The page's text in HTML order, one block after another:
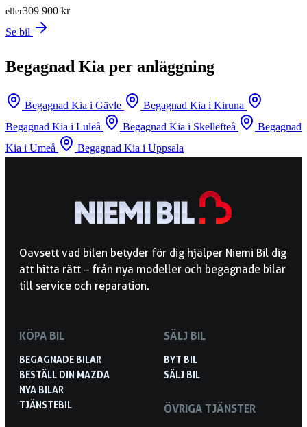
309 900 kr
eller
Se bil
Begagnad Kia per anläggning
Begagnad Kia i Gävle
Begagnad Kia i Kiruna
Begagnad Kia i Luleå
Begagnad Kia i Skellefteå
Begagnad
Kia i Umeå
Begagnad Kia i Uppsala
Oavsett vad bilen betyder för dig hjälper Niemi Bil dig
att hitta rätt – från nya modeller och begagnade bilar
till service och reparation.
KÖPA BIL
BEGAGNADE BILAR
BESTÄLL DIN MAZDA
NYA BILAR
TJÄNSTEBIL
SÄLJ BIL
BYT BIL
SÄLJ BIL
ÖVRIGA TJÄNSTER